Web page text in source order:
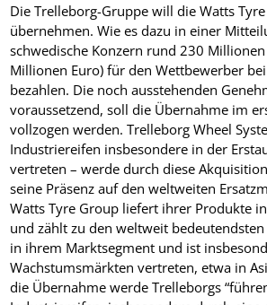
Die Trelleborg-Gruppe will die Watts
übernehmen. Wie es dazu in einer
schwedische Konzern rund 230
Millionen Euro) für den Wettbewerber
bezahlen. Die noch ausstehenden
voraussetzend, soll die Übernahme im
vollzogen werden. Trelleborg Wheel
Industriereifen insbesondere in der
vertreten – werde durch diese
seine Präsenz auf den weltweiten
Watts Tyre Group liefert ihrer Produkte
und zählt zu den weltweit
in ihrem Marktsegment und ist
Wachstumsmärkten vertreten, etwa in
die Übernahme werde Trelleborgs